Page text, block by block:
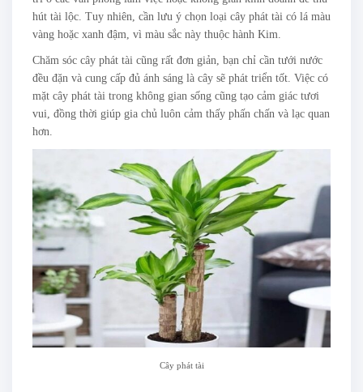
hút tài lộc. Tuy nhiên, cần lưu ý chọn loại cây phát tài có lá màu
vàng hoặc xanh đậm, vì màu sắc này thuộc hành Kim.
Chăm sóc cây phát tài cũng rất đơn giản, bạn chỉ cần tưới nước
đều đặn và cung cấp đủ ánh sáng là cây sẽ phát triển tốt. Việc có
mặt cây phát tài trong không gian sống cũng tạo cảm giác tươi
vui, đồng thời giúp gia chủ luôn cảm thấy phấn chấn và lạc quan
hơn.
Cây phát tài